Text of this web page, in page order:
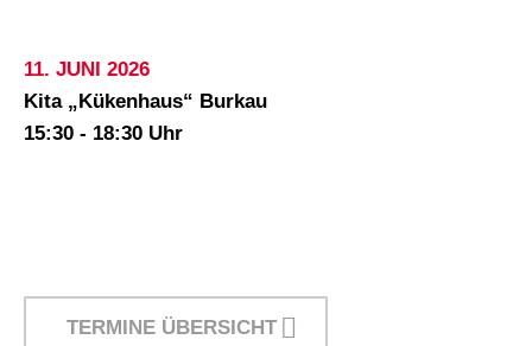
11. JUNI 2026
Kita „Kükenhaus“ Burkau
15:30 - 18:30 Uhr
TERMINE ÜBERSICHT